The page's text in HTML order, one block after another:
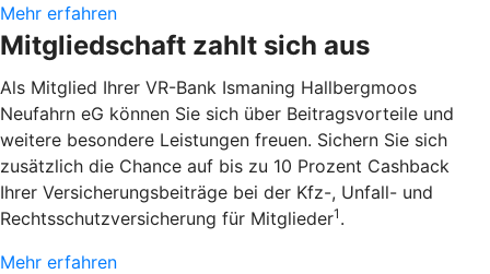
Mehr erfahren
Mitgliedschaft zahlt sich aus
Als Mitglied Ihrer VR-Bank Ismaning Hallbergmoos
Neufahrn eG können Sie sich über Beitragsvorteile und
weitere besondere Leistungen freuen. Sichern Sie sich
zusätzlich die Chance auf bis zu 10 Prozent Cashback
Ihrer Versicherungsbeiträge bei der Kfz-, Unfall- und
Rechtsschutzversicherung für Mitglieder1 .
Mehr erfahren